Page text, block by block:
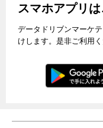
スマホアプリ
データドリブンマーケ
けします。是非ご利用く